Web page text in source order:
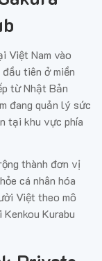
Việt Nam vào
tiên ở miền
từ Nhật Bản
đang quản lý sức
tại khu vực phía
thành đơn vị
cá nhân hóa
Việt theo mô
Kurabu